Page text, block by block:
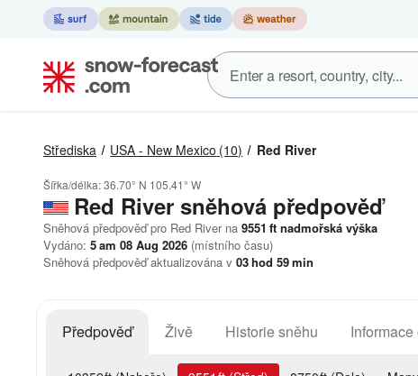
Střediska USA - New Mexico (10) Red River
Šířka/délka:36.70° N 105.41° W
Red River sněhová předpověď
Sněhová předpověď pro Red River na 9551 ft nadmořská výška
Vydáno: 5 am 08 Aug 2026 (místního času)
Sněhová předpověď aktualizována v 03hod 59min
Předpověď Živě Historie sněhu